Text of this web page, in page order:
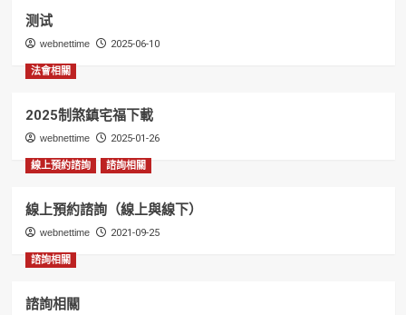
测试
webnettime 2025-06-10
法會相關
2025制煞鎮宅福下載
webnettime 2025-01-26
線上預約諮詢 諮詢相關
線上預約諮詢（線上與線下）
webnettime 2021-09-25
諮詢相關
諮詢相關